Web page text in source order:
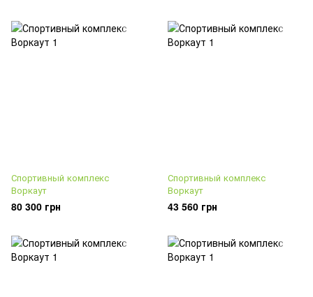
Спортивный комплекс
Воркаут
80 300 грн
Спортивный комплекс
Воркаут
43 560 грн